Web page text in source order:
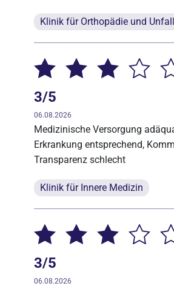
Klinik für Orthopädie und
3/5
06.08.2026
Medizinische Versorgung
Erkrankung entsprechend,
Transparenz schlecht
Klinik für Innere Medizin
3/5
06.08.2026